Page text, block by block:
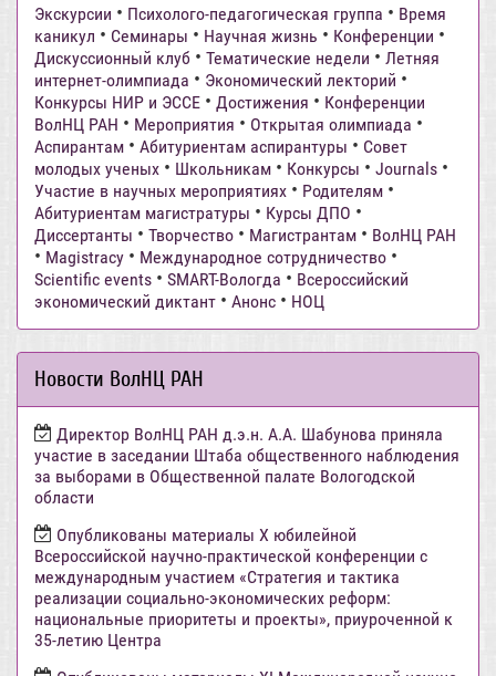
Экскурсии • Психолого-педагогическая группа • Время
каникул • Семинары • Научная жизнь • Конференции •
Дискуссионный клуб • Тематические недели • Летняя
интернет-олимпиада • Экономический лекторий •
Конкурсы НИР и ЭССЕ • Достижения • Конференции
ВолНЦ РАН • Мероприятия • Открытая олимпиада •
Аспирантам • Абитуриентам аспирантуры • Совет
молодых ученых • Школьникам • Конкурсы • Journals •
Участие в научных мероприятиях • Родителям •
Абитуриентам магистратуры • Курсы ДПО •
Диссертанты • Творчество • Магистрантам • ВолНЦ РАН
• Magistracy • Международное сотрудничество •
Scientific events • SMART-Вологда • Всероссийский
экономический диктант • Анонс • НОЦ
Новости ВолНЦ РАН
Директор ВолНЦ РАН д.э.н. А.А. Шабунова приняла
участие в заседании Штаба общественного наблюдения
за выборами в Общественной палате Вологодской
области
Опубликованы материалы X юбилейной
Всероссийской научно-практической конференции с
международным участием «Стратегия и тактика
реализации социально-экономических реформ:
национальные приоритеты и проекты», приуроченной к
35-летию Центра